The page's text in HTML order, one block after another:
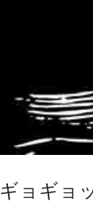
ギョギョ